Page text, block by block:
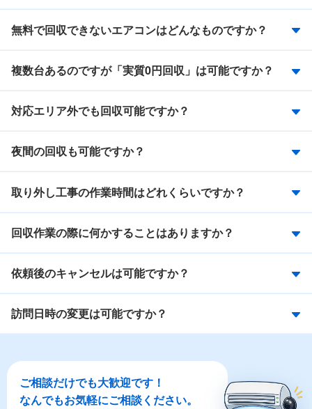
無料で回収できないエアコンはどんなものですか？
複数台あるのですが「実質0円回収」は可能ですか？
対応エリア外でも回収可能ですか？
夜間の回収も可能ですか？
取り外し工事の作業時間はどれくらいですか？
回収作業の際に何かすることはありますか？
依頼後のキャンセルは可能ですか？
訪問日時の変更は可能ですか？
ご相談だけでも大歓迎です！
なんでもお気軽にご相談ください。